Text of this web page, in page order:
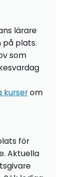
lärare
på plats.
som
kurserom
för
Aktuella